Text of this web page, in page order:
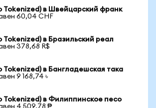
Tokenized) в Швейцарский франк
60,04 CHF
Tokenized) в Бразильский реал
378,68 R$
Tokenized) в Бангладешская така
9 168,74 ৳
Tokenized) в Филиппинское песо
4 509,78 ₱